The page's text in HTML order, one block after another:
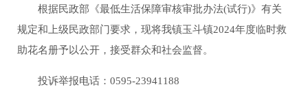
根据民政部《最低生活保障审核审批办法(试行)》有关
规定和上级民政部门要求，现将我镇玉斗镇2024年度临时救
助花名册予以公开，接受群众和社会监督。
投诉举报电话：0595-23941188